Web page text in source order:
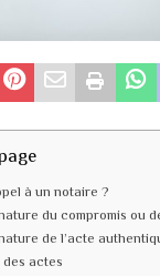
à un notaire ?
du compromis ou
de l’acte
actes